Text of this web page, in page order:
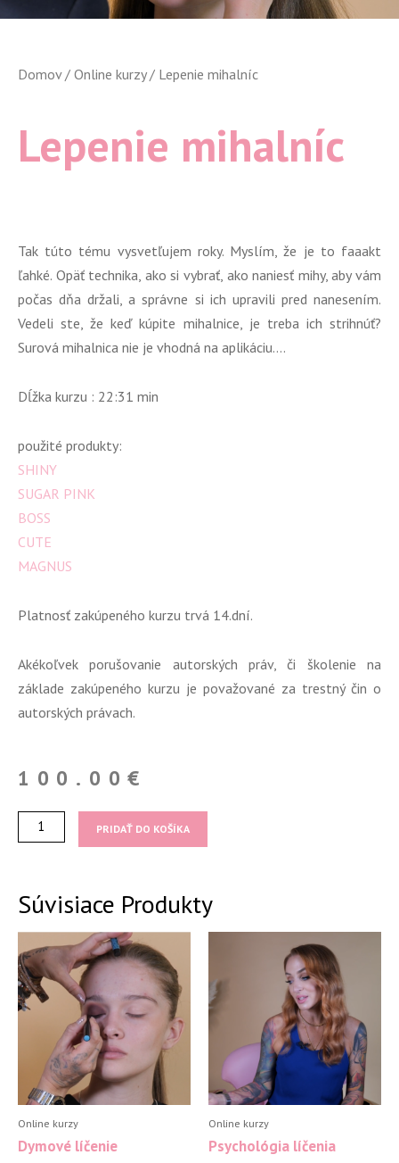
Domov/ Online kurzy/ Lepenie mihalníc
Lepenie mihalníc
Tak túto tému vysvetľujem roky. Myslím, že je to faaakt
ľahké. Opäť technika, ako si vybrať, ako naniesť mihy, aby vám
počas dňa držali, a správne si ich upravili pred nanesením.
Vedeli ste, že keď kúpite mihalnice, je treba ich strihnúť?
Surová mihalnica nie je vhodná na aplikáciu….
Dĺžka kurzu : 22:31 min
použité produkty:
SHINY
SUGAR PINK
BOSS
CUTE
MAGNUS
Platnosť zakúpeného kurzu trvá 14.dní.
Akékoľvek porušovanie autorských práv, či školenie na
základe zakúpeného kurzu je považované za trestný čin o
autorských právach.
100.00€
množstvo
Lepenie
PRIDAŤ DO KOŠÍKA
Súvisiace Produkty
Online kurzy
Dymové líčenie
Online kurzy
Psychológia líčenia